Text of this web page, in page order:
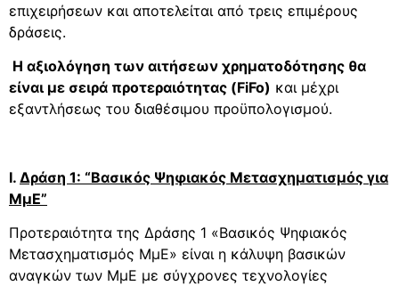
επιχειρήσεων και αποτελείται από τρεις επιμέρους
δράσεις.
Η αξιολόγηση των αιτήσεων χρηματοδότησης θα
είναι με σειρά προτεραιότητας (FiFo) και μέχρι
εξαντλήσεως του διαθέσιμου προϋπολογισμού.
Ι. Δράση 1: “Bασικός Ψηφιακός Μετασχηματισμός για
ΜμΕ”
Προτεραιότητα της Δράσης 1 «Βασικός Ψηφιακός
Μετασχηματισμός ΜμΕ» είναι η κάλυψη βασικών
αναγκών των ΜμΕ με σύγχρονες τεχνολογίες